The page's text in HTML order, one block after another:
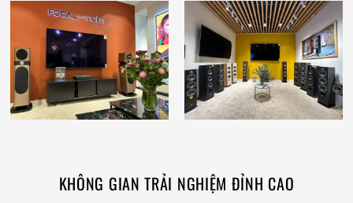
KHÔNG GIAN TRẢI NGHIỆM ĐỈNH CAO